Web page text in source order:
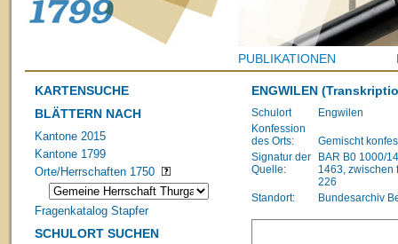
PUBLIKATIONEN
KARTENSUCHE
BLÄTTERN NACH
Kantone 2015
Kantone 1799
Orte/Herrschaften 1750
Fragenkatalog Stapfer
SCHULORT SUCHEN
ENGWILEN
Schulort
Engwilen
Konfession
des Orts:
Gemischt
Signatur der
Quelle:
BAR B0 1000/
1463, zwischen
226
Standort:
Bundesarchiv